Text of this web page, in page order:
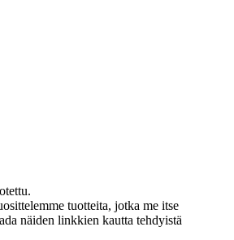
tuotteita, jotka me itse
näiden linkkien kautta tehdyistä